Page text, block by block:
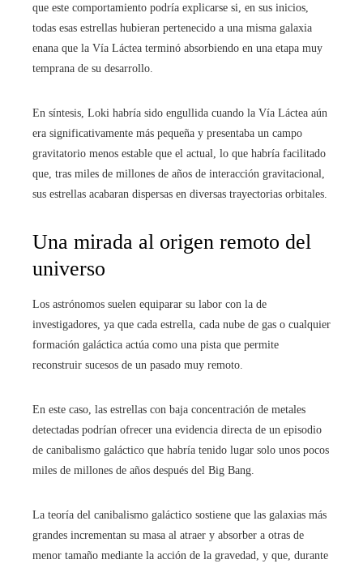
que este comportamiento podría explicarse si, en sus inicios,
todas esas estrellas hubieran pertenecido a una misma galaxia
enana que la Vía Láctea terminó absorbiendo en una etapa muy
temprana de su desarrollo.
En síntesis, Loki habría sido engullida cuando la Vía Láctea aún
era significativamente más pequeña y presentaba un campo
gravitatorio menos estable que el actual, lo que habría facilitado
que, tras miles de millones de años de interacción gravitacional,
sus estrellas acabaran dispersas en diversas trayectorias orbitales.
Una mirada al origen remoto del
universo
Los astrónomos suelen equiparar su labor con la de
investigadores, ya que cada estrella, cada nube de gas o cualquier
formación galáctica actúa como una pista que permite
reconstruir sucesos de un pasado muy remoto.
En este caso, las estrellas con baja concentración de metales
detectadas podrían ofrecer una evidencia directa de un episodio
de canibalismo galáctico que habría tenido lugar solo unos pocos
miles de millones de años después del Big Bang.
La teoría del canibalismo galáctico sostiene que las galaxias más
grandes incrementan su masa al atraer y absorber a otras de
menor tamaño mediante la acción de la gravedad, y que, durante